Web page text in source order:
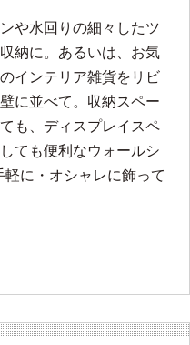
や水回りの細々したツ
納に。あるいは、お気
インテリア雑貨をリビ
に並べて。収納スペー
も、ディスプレイスペ
ても便利なウォールシ
に・オシャレに飾って